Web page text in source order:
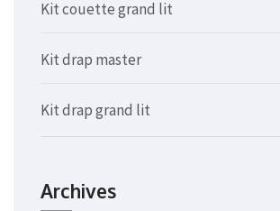
Kit couette grand lit
Kit drap master
Kit drap grand lit
Archives